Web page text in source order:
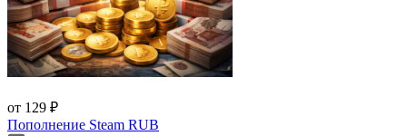
от 129 ₽
Пополнение Steam RUB